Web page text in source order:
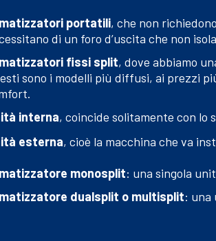
portatili, che non
di un foro d’uscita che non
fissi split, dove abbiamo
sono i modelli più diffusi, ai prezzi
interna, coincide solitamente con lo
esterna, cioè la macchina che va
monosplit: una singola
dualsplit o multisplit: una